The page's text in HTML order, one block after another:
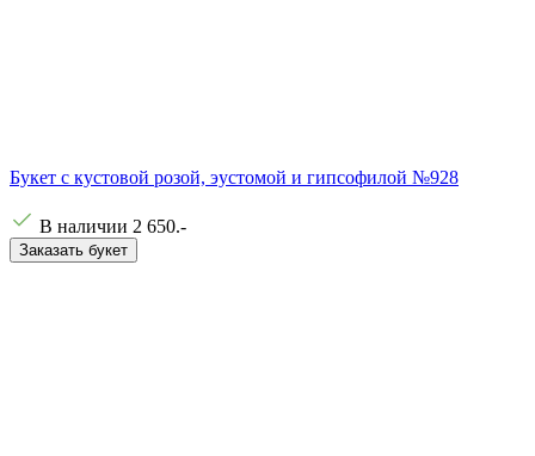
Букет с кустовой розой, эустомой и гипсофилой №928
В наличии 2 650.-
Заказать букет